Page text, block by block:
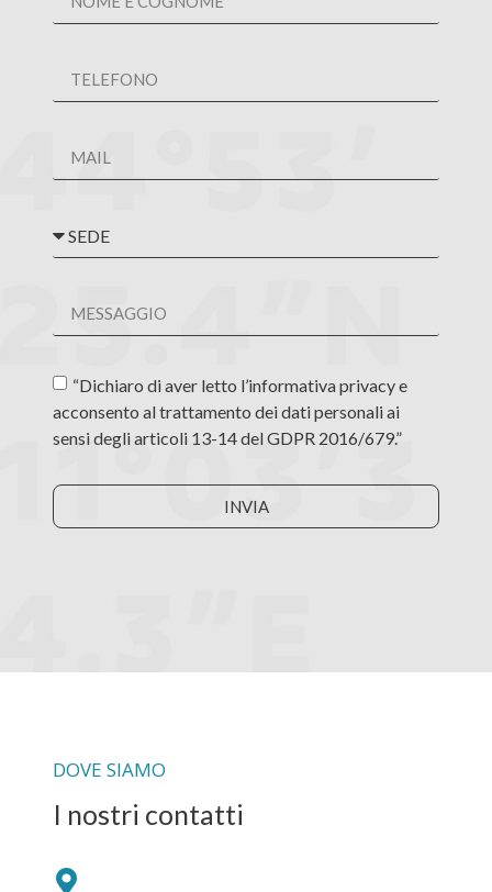
“Dichiaro di aver letto l’informativa privacy e
acconsento al trattamento dei dati personali ai
sensi degli articoli 13-14 del GDPR 2016/679.”
INVIA
DOVE SIAMO
I nostri contatti